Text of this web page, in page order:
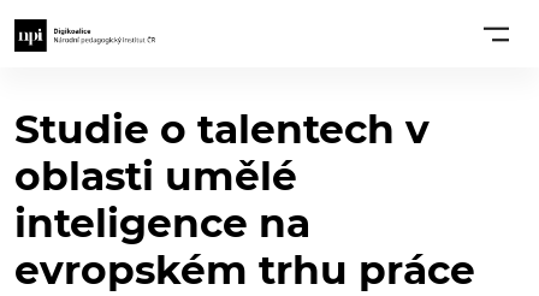
Studie o talentech v
oblasti umělé
inteligence na
evropském trhu práce